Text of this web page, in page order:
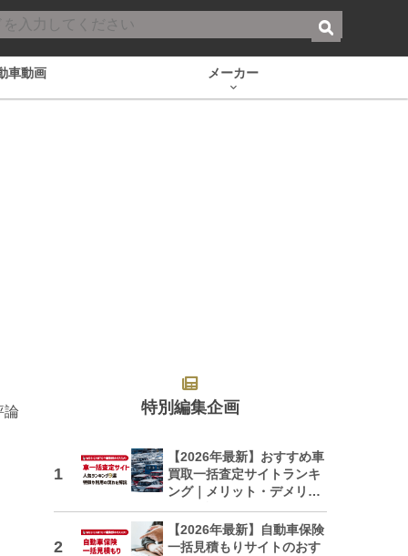
車動画 メーカー
論 特別編集企画
【2026年最新】おすすめ車
買取一括査定サイトランキ
ング｜メリット・デメリッ
トも解説
【2026年最新】自動車保険
一括見積もりサイトのおす